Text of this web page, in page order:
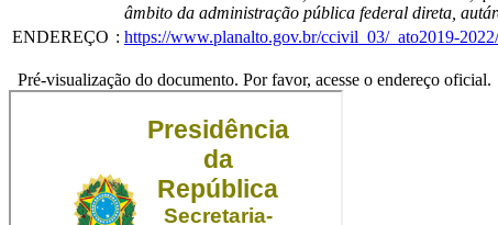
âmbito da administração pública federal direta,
ENDEREÇO : https://www.planalto.gov.br/ccivil_03/_ato2019-
Pré-visualização do documento. Por favor, acesse o endereço oficial.